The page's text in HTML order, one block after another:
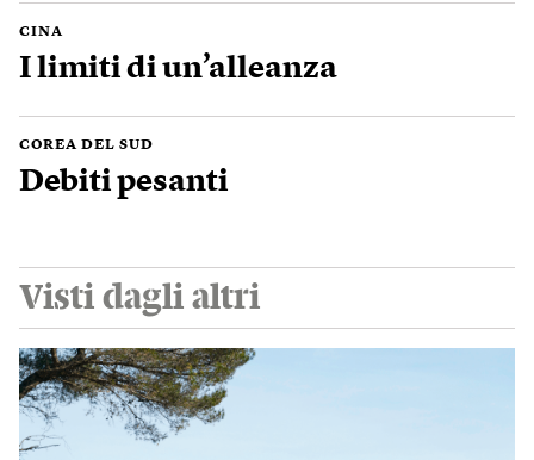
CINA
I limiti di un’alleanza
COREA DEL SUD
Debiti pesanti
Visti dagli altri